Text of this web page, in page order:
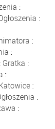
:
:
:
:
: Gratka :
:
:
:
: